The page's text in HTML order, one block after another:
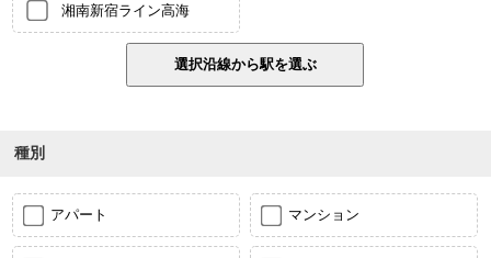
湘南新宿ライン高海
種別
アパート マンション